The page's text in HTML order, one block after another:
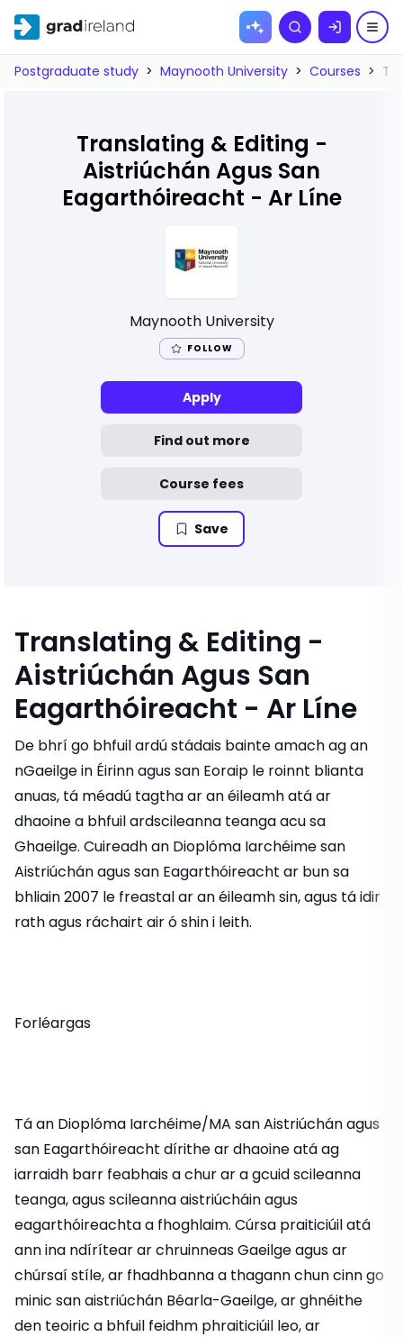
Skip to
Search
Postgraduate study > Maynooth University > Courses >
Translating & Editing -
Aistriúchán Agus San
Eagarthóireacht - Ar Líne
Maynooth University
FOLLOW
Apply
Find out more
Course fees
Save
Translating & Editing -
Aistriúchán Agus San
Eagarthóireacht - Ar Líne
De bhrí go bhfuil ardú stádais bainte amach ag an
nGaeilge in Éirinn agus san Eoraip le roinnt blianta
anuas, tá méadú tagtha ar an éileamh atá ar
dhaoine a bhfuil ardscileanna teanga acu sa
Ghaeilge. Cuireadh an Dioplóma Iarchéime san
Aistriúchán agus san Eagarthóireacht ar bun sa
bhliain 2007 le freastal ar an éileamh sin, agus tá idir
rath agus ráchairt air ó shin i leith.
Forléargas
Tá an Dioplóma Iarchéime/MA san Aistriúchán agus
san Eagarthóireacht dírithe ar dhaoine atá ag
iarraidh barr feabhais a chur ar a gcuid scileanna
teanga, agus scileanna aistriúcháin agus
eagarthóireachta a fhoghlaim. Cúrsa praiticiúil atá
ann ina ndírítear ar chruinneas Gaeilge agus ar
chúrsaí stíle, ar fhadhbanna a thagann chun cinn go
minic san aistriúchán Béarla-Gaeilge, ar ghnéithe
den teoiric a bhfuil feidhm phraiticiúil leo, ar